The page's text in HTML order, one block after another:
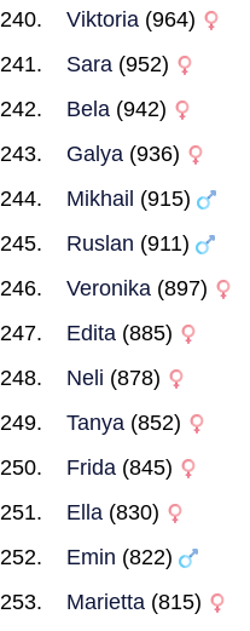
Viktoria (964)
Sara (952)
Bela (942)
Galya (936)
Mikhail (915)
Ruslan (911)
Veronika (897)
Edita (885)
Neli (878)
Tanya (852)
Frida (845)
Ella (830)
Emin (822)
Marietta (815)